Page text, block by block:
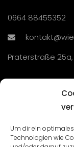
Um dir ein
Technologien wie
0664 88455352
Praterstraße 25a,
Seminare und
Lehrgänge